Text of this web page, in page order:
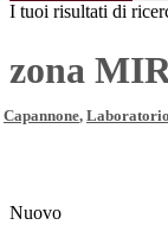
I tuoi risultati di
zona
Capannone, Laboratorio
Nuovo